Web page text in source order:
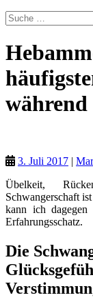
während
3. Juli 2017 |
Übelkeit,
Schwangerschaft
kann ich
Erfahrungsschatz.
Die